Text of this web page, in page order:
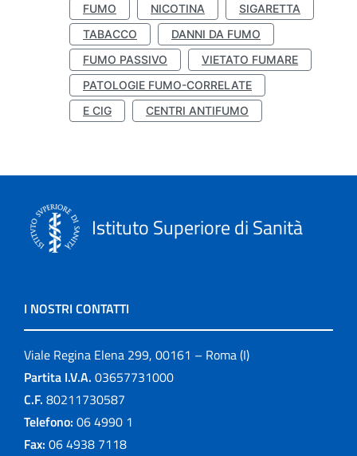
FUMO NICOTINA
SIGARETTA
TABACCO
DANNI DA FUMO
FUMO PASSIVO
VIETATO FUMARE
PATOLOGIE FUMO-CORRELATE
E CIG
CENTRI ANTIFUMO
Istituto Superiore di Sanità
I NOSTRI CONTATTI
Viale Regina Elena 299, 00161 – Roma (I)
Partita I.V.A. 03657731000
C.F. 80211730587
Telefono: 06 4990 1
Fax: 06 4938 7118